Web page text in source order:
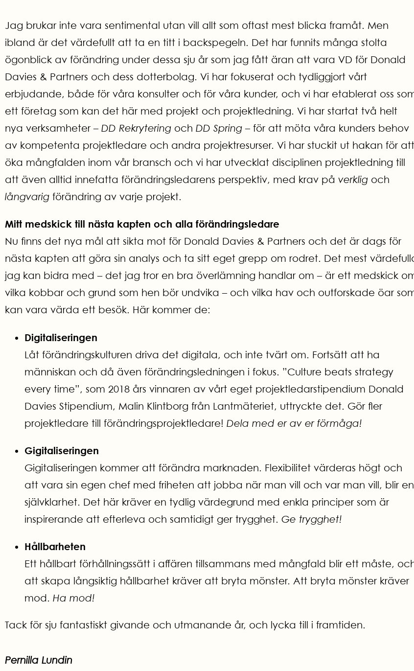
Jag brukar inte vara sentimental utan vill allt som oftast mest blicka framåt. Men
ibland är det värdefullt att ta en titt i backspegeln. Det har funnits många stolta
ögonblick av förändring under dessa sju år som jag fått äran att vara VD för Donald
Davies & Partners och dess dotterbolag. Vi har fokuserat och tydliggjort vårt
erbjudande, både för våra konsulter och för våra kunder, och vi har etablerat oss
ett företag som kan det här med projekt och projektledning. Vi har startat två helt
nya verksamheter – DD Rekrytering och DD Spring – för att möta våra kunders behov
av kompetenta projektledare och andra projektresurser. Vi har stuckit ut hakan för att
öka mångfalden inom vår bransch och vi har utvecklat disciplinen projektledning till
att även alltid innefatta förändringsledarens perspektiv, med krav på verklig och
långvarig förändring av varje projekt.
Mitt medskick till nästa kapten och alla förändringsledare
Nu finns det nya mål att sikta mot för Donald Davies & Partners och det är dags för
nästa kapten att göra sin analys och ta sitt eget grepp om rodret. Det mest
jag kan bidra med – det jag tror en bra överlämning handlar om – är ett medskick
vilka kobbar och grund som hen bör undvika – och vilka hav och outforskade öar
kan vara värda ett besök. Här kommer de:
Digitaliseringen
Låt förändringskulturen driva det digitala, och inte tvärt om. Fortsätt att ha
människan och då även förändringsledningen i fokus. ”Culture beats strategy
every time”, som 2018 års vinnaren av vårt eget projektledarstipendium Donald
Davies Stipendium, Malin Klintborg från Lantmäteriet, uttryckte det. Gör fler
projektledare till förändringsprojektledare! Dela med er av er förmåga!
Gigitaliseringen
Gigitaliseringen kommer att förändra marknaden. Flexibilitet värderas högt och
att vara sin egen chef med friheten att jobba när man vill och var man vill, blir en
självklarhet. Det här kräver en tydlig värdegrund med enkla principer som är
inspirerande att efterleva och samtidigt ger trygghet. Ge trygghet!
Hållbarheten
Ett hållbart förhållningssätt i affären tillsammans med mångfald blir ett måste,
att skapa långsiktig hållbarhet kräver att bryta mönster. Att bryta mönster kräver
mod. Ha mod!
Tack för sju fantastiskt givande och utmanande år, och lycka till i framtiden.
Pernilla Lundin